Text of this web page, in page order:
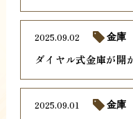
ダイヤル式金庫が開
2025.09.02 金庫
2025.09.01 金庫